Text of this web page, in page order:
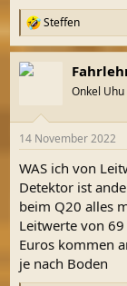
R
e
a
k
e
:
Steffen
Onkel Uhu
14 November 2022
WAS ich von
Detektor ist
beim Q20 alles
Leitwerte von
Euros kommen
je nach Boden